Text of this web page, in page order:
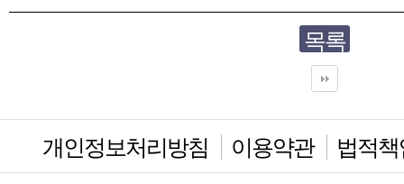
목록
개인정보처리방침 이용약관 법적